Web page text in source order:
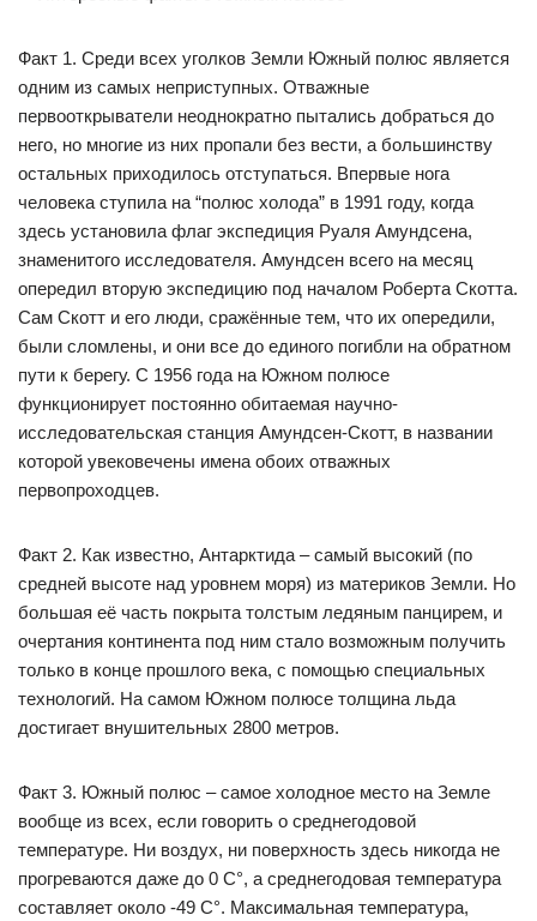
Факт 1. Среди всех уголков Земли Южный полюс является
одним из самых неприступных. Отважные
первооткрыватели неоднократно пытались добраться до
него, но многие из них пропали без вести, а большинству
остальных приходилось отступаться. Впервые нога
человека ступила на “полюс холода” в 1991 году, когда
здесь установила флаг экспедиция Руаля Амундсена,
знаменитого исследователя. Амундсен всего на месяц
опередил вторую экспедицию под началом Роберта Скотта.
Сам Скотт и его люди, сражённые тем, что их опередили,
были сломлены, и они все до единого погибли на обратном
пути к берегу. С 1956 года на Южном полюсе
функционирует постоянно обитаемая научно-
исследовательская станция Амундсен-Скотт, в названии
которой увековечены имена обоих отважных
первопроходцев.
Факт 2. Как известно, Антарктида – самый высокий (по
средней высоте над уровнем моря) из материков Земли. Но
большая её часть покрыта толстым ледяным панцирем, и
очертания континента под ним стало возможным получить
только в конце прошлого века, с помощью специальных
технологий. На самом Южном полюсе толщина льда
достигает внушительных 2800 метров.
Факт 3. Южный полюс – самое холодное место на Земле
вообще из всех, если говорить о среднегодовой
температуре. Ни воздух, ни поверхность здесь никогда не
прогреваются даже до 0 C°, а среднегодовая температура
составляет около -49 C°. Максимальная температура,